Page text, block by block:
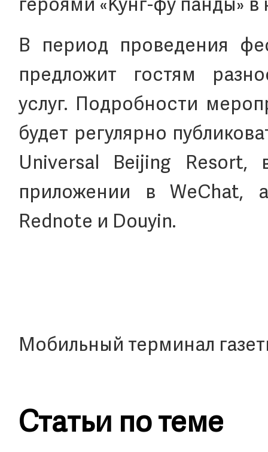
героями «Кунг-фу панды»
В период проведения
предложит гостям
услуг. Подробности
будет регулярно
Universal Beijing Resort,
приложении в WeChat,
Rednote и Douyin.
Мобильный терминал
Статьи по теме